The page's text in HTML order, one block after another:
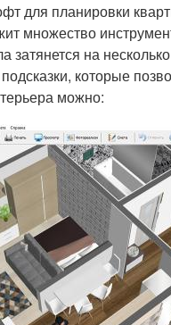
для планировки
множество
затянется на
которые
можно: